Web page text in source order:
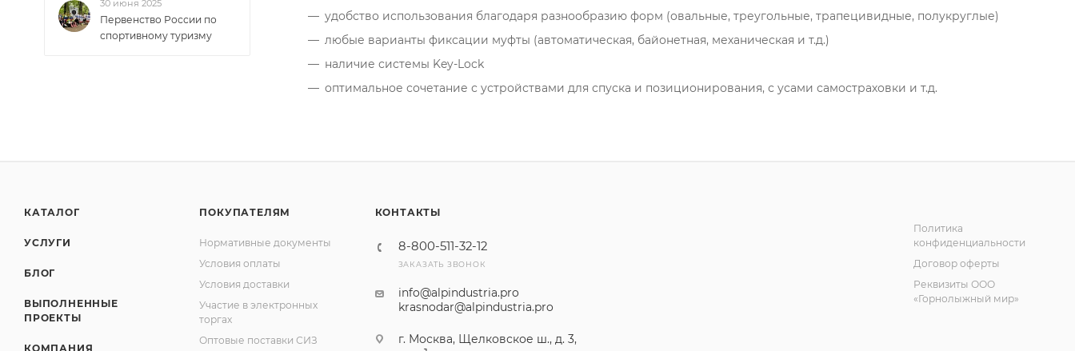
удобство использования благодаря разнообразию форм (овальные, треугольные, трапецивидные, полукруглые)
любые варианты фиксации муфты (автоматическая, байонетная, механическая и т.д.)
наличие системы Key-Lock
оптимальное сочетание с устройствами для спуска и позиционирования, с усами самостраховки и т.д.
30 июня 2025
Первенство России по
спортивному туризму
КАТАЛОГ
УСЛУГИ
БЛОГ
ВЫПОЛНЕННЫЕ
ПРОЕКТЫ
КОМПАНИЯ
ПОКУПАТЕЛЯМ
Нормативные документы
Условия оплаты
Условия доставки
Участие в электронных
торгах
Оптовые поставки СИЗ
КОНТАКТЫ
8-800-511-32-12
ЗАКАЗАТЬ ЗВОНОК
info@alpindustria.pro
krasnodar@alpindustria.pro
г. Москва, Щелковское ш., д. 3,
Политика
конфиденциальности
Договор оферты
Реквизиты ООО
«Горнолыжный мир»